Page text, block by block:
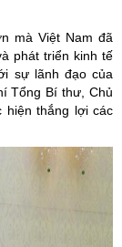
mà Việt Nam đã
phát triển kinh tế
sự lãnh đạo của
Tổng Bí thư, Chủ
hiện thắng lợi các